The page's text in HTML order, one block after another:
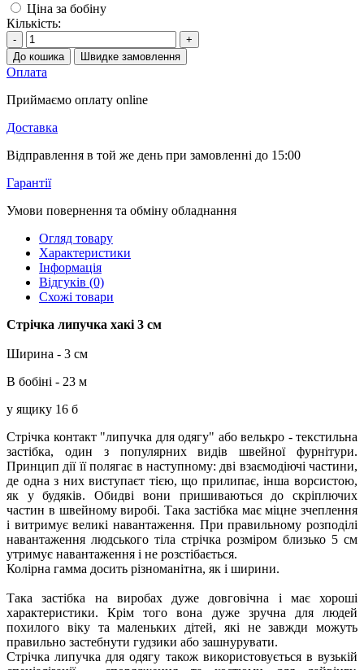
Ціна за бобіну
Кількість:
-
+
До кошика
Швидке замовлення
Оплата
Приймаємо оплату online
Доставка
Відправлення в той же день при замовленні до 15:00
Гарантії
Умови повернення та обміну обладнання
Огляд товару
Характеристики
Інформація
Відгуків (0)
Схожі товари
Стрічка липучка хакі 3 см
Ширина - 3 см
В бобіні - 23 м
у ящику 16 б
Стрічка контакт "липучка для одягу" або велькро - текстильна
застібка, один з популярних видів швейної фурнітури.
Принцип дії її полягає в наступному: дві взаємодіючі частини,
де одна з них виступаєт тією, що прилипає, інша ворсистою,
як у будяків. Обидві вони пришиваються до скріплючих
частин в швейному виробі. Така застібка має міцне зчеплення
і витримує великі навантаження. При правильному розподілі
навантаження людського тіла стрічка розміром близько 5 см
утримує навантаження і не розстібається.
Колірна гамма досить різноманітна, як і ширини.
Така застібка на виробах дуже довговічна і має хороші
характеристики. Крім того вона дуже зручна для людей
похилого віку та маленьких дітей, які не завжди можуть
правильно застебнути гудзики або зашнурувати.
Стрічка липучка для одягу також використовується в вузькій